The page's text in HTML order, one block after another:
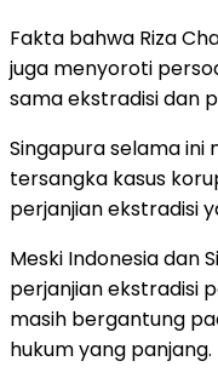
Fakta bahwa Riza
juga menyoroti
sama ekstradisi dan
Singapura selama ini
tersangka kasus
perjanjian ekstradisi
Meski Indonesia dan
perjanjian ekstradisi
masih bergantung
hukum yang panjang.